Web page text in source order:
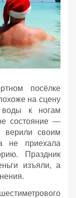
посёлке
на сцену
воды к ногам
состояние —
своим
не приехала
Праздник
изъяли, а